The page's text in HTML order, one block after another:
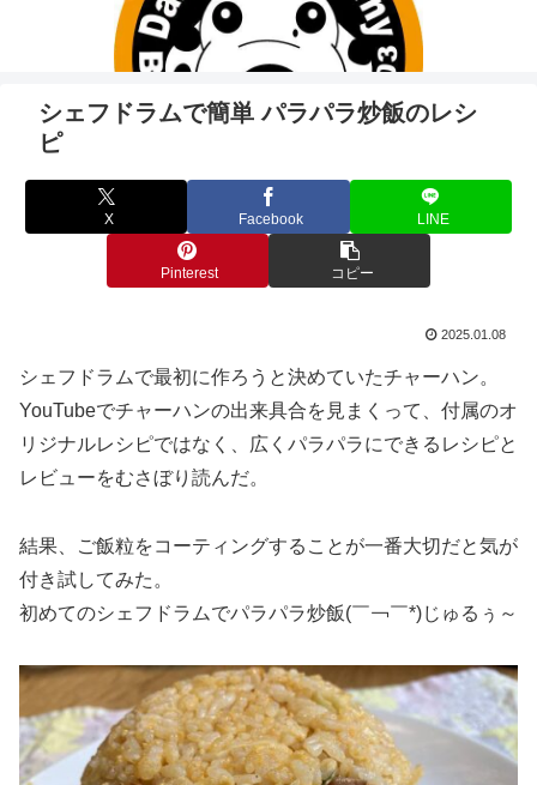
シェフドラムで簡単 パラパラ炒飯のレシ
ピ
X Facebook LINE
Pinterest コピー
2025.01.08
シェフドラムで最初に作ろうと決めていたチャーハン。
YouTubeでチャーハンの出来具合を見まくって、付属のオ
リジナルレシピではなく、広くパラパラにできるレシピと
レビューをむさぼり読んだ。
結果、ご飯粒をコーティングすることが一番大切だと気が
付き試してみた。
初めてのシェフドラムでパラパラ炒飯(￣￢￣*)じゅるぅ～